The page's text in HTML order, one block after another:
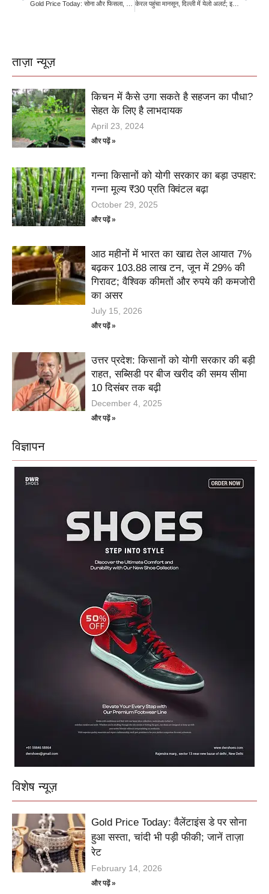
केरल पहुंचा मानसून, दिल्ली में येलो अलर्ट; इस साल कम रह सकती है बारिश: IMD
ताज़ा न्यूज़
किचन में कैसे उगा सकते है सहजन का पौधा?
सेहत के लिए है लाभदायक
April 23, 2024
और पढ़ें »
गन्ना किसानों को योगी सरकार का बड़ा उपहार:
गन्ना मूल्य ₹30 प्रति क्विंटल बढ़ा
October 29, 2025
और पढ़ें »
आठ महीनों में भारत का खाद्य तेल आयात 7%
बढ़कर 103.88 लाख टन, जून में 29% की
गिरावट; वैश्विक कीमतों और रुपये की कमजोरी
का असर
July 15, 2026
और पढ़ें »
उत्तर प्रदेश: किसानों को योगी सरकार की बड़ी
राहत, सब्सिडी पर बीज खरीद की समय सीमा
10 दिसंबर तक बढ़ी
December 4, 2025
और पढ़ें »
विज्ञापन
विशेष न्यूज़
Gold Price Today: वैलेंटाइंस डे पर सोना
हुआ सस्ता, चांदी भी पड़ी फीकी; जानें ताज़ा
रेट
February 14, 2026
और पढ़ें »